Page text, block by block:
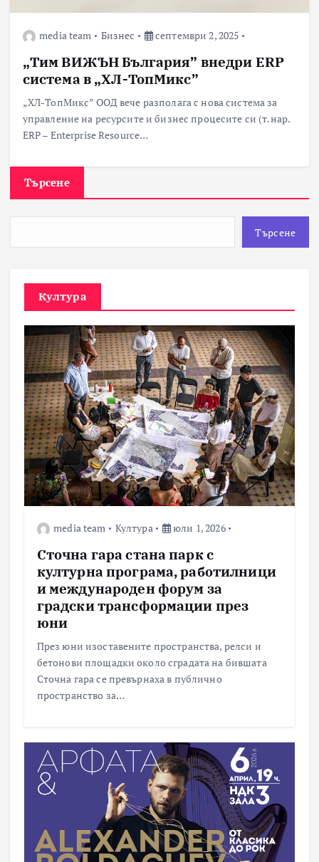
media team Бизнес септември 2, 2025
„Тим ВИЖЪН България” внедри ERP
система в „ХЛ-ТопМикс”
„ХЛ-ТопМикс” ООД вече разполага с нова система за
управление на ресурсите и бизнес процесите си (т.нар.
ERP – Enterprise Resource…
Търсене
Търсене
Култура
media team Култура юли 1, 2026
Сточна гара стана парк с
културна програма, работилници
и международен форум за
градски трансформации през
юни
През юни изоставените пространства, релси и
бетонови площадки около сградата на бившата
Сточна гара се превърнаха в публично
пространство за…